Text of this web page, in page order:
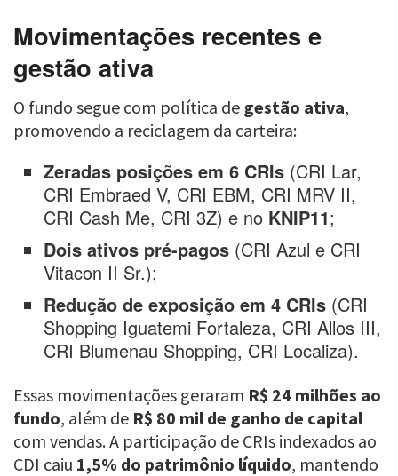
Movimentações recentes e
gestão ativa
O fundo segue com política de gestão ativa,
promovendo a reciclagem da carteira:
Zeradas posições em 6 CRIs (CRI Lar,
CRI Embraed V, CRI EBM, CRI MRV II,
CRI Cash Me, CRI 3Z) e no KNIP11;
Dois ativos pré-pagos (CRI Azul e CRI
Vitacon II Sr.);
Redução de exposição em 4 CRIs (CRI
Shopping Iguatemi Fortaleza, CRI Allos III,
CRI Blumenau Shopping, CRI Localiza).
Essas movimentações geraram R$ 24 milhões ao
fundo, além de R$ 80 mil de ganho de capital
com vendas. A participação de CRIs indexados ao
CDI caiu 1,5% do patrimônio líquido, mantendo